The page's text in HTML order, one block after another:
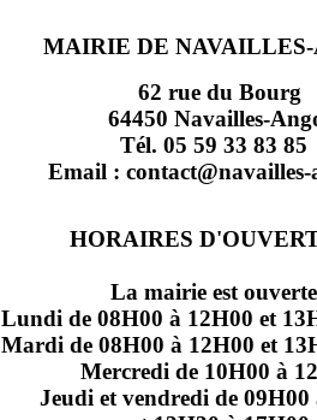
MAIRIE DE NAVAILLES-
62 rue du Bourg
64450 Navailles-
Tél. 05 59 33 83 85
Email : contact@navailles-
HORAIRES
La mairie est
Lundi de 08H00 à 12H00 et
Mardi de 08H00 à 12H00 et
Mercredi de 10H00 à
Jeudi et vendredi de 09H00